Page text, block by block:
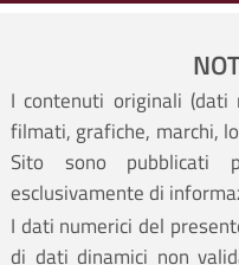
I contenuti originali (dati
filmati, grafiche, marchi,
Sito sono pubblicati
esclusivamente di
I dati numerici del
di dati dinamici non